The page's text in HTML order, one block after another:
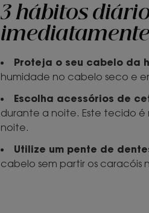
3 hábitos
imediatamente
Proteja o seu cabelo da
humidade no cabelo seco e
Escolha acessórios de
durante a noite. Este tecido
noite.
Utilize um pente de
cabelo sem partir os caracóis